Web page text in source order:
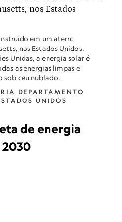
em um aterro
nos Estados Unidos.
Unidas, a energia solar é
as energias limpas e
sob céu nublado.
DEPARTAMENTO
UNIDOS
de energia
2030